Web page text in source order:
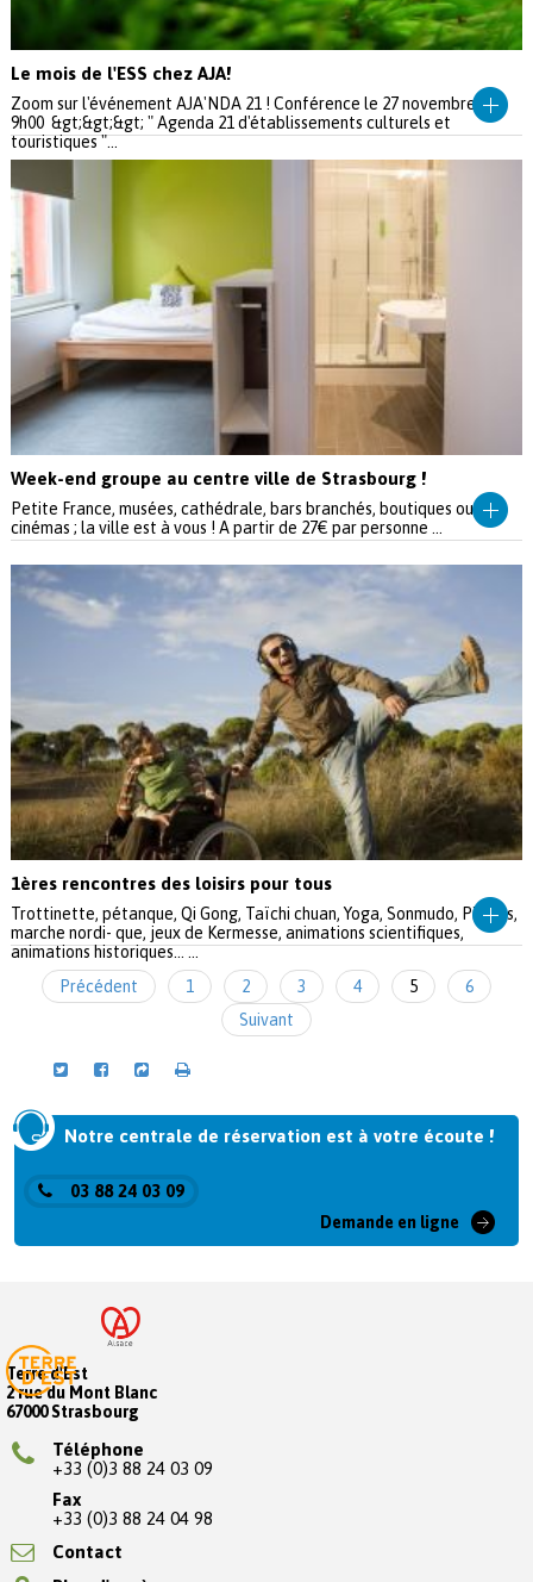
Le mois de l'ESS chez AJA!
Zoom sur l'événement AJA'NDA 21 ! Conférence le 27 novembre à
9h00 &gt;&gt;&gt; " Agenda 21 d'établissements culturels et
touristiques "...
Week-end groupe au centre ville de Strasbourg !
Petite France, musées, cathédrale, bars branchés, boutiques ou
cinémas ; la ville est à vous ! A partir de 27€ par personne ...
1ères rencontres des loisirs pour tous
Trottinette, pétanque, Qi Gong, Taïchi chuan, Yoga, Sonmudo, Pilâtes,
marche nordi- que, jeux de Kermesse, animations scientifiques,
animations historiques... ...
Précédent
1 2 3 4 5
6
Suivant
Notre centrale de réservation est à votre écoute !
03 88 24 03 09
Demande en ligne
Terre d'Est
2 rue du Mont Blanc
67000 Strasbourg
Téléphone
+33 (0)3 88 24 03 09
Fax
+33 (0)3 88 24 04 98
Contact